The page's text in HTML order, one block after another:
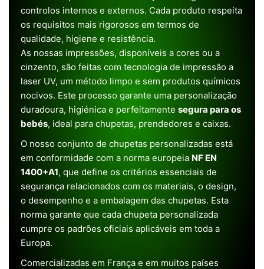
controlos internos e externos. Cada produto respeita
os requisitos mais rigorosos em termos de
qualidade, higiene e resistência.
As nossas impressões, disponíveis a cores ou a
cinzento, são feitas com tecnologia de impressão a
laser UV, um método limpo e sem produtos químicos
nocivos. Este processo garante uma personalização
duradoura, higiénica e perfeitamente segura para os
bebés, ideal para chupetas, prendedores e caixas.
O nosso conjunto de chupetas personalizadas está
em conformidade com a norma europeia NF EN
1400+A1, que define os critérios essenciais de
segurança relacionados com os materiais, o design,
o desempenho e a embalagem das chupetas. Esta
norma garante que cada chupeta personalizada
cumpre os padrões oficiais aplicáveis em toda a
Europa.
Comercializadas em França e em muitos países